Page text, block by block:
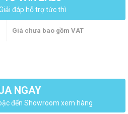
đáp hỗ trợ tức thì
Giá chưa bao gồm VAT
NGAY
đến Showroom xem hàng